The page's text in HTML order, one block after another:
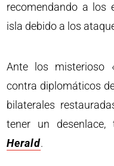
recomendando a los
isla debido a los
Ante los misterioso
contra diplomáticos
bilaterales
tener un
Herald.